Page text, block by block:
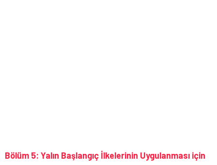
Bölüm 5: Yalın Başlangıç İlkelerinin Uygulanması için